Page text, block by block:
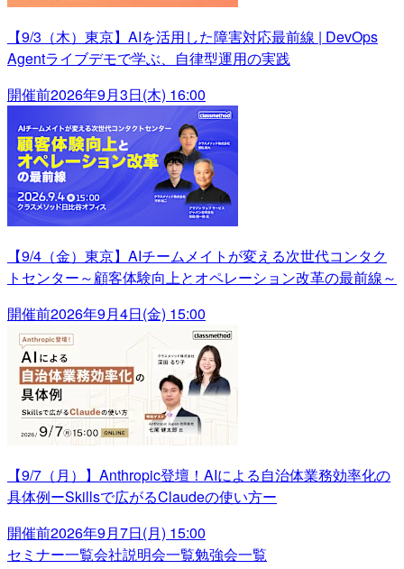
【9/3（木）東京】AIを活用した障害対応最前線 | DevOps
Agentライブデモで学ぶ、自律型運用の実践
開催前2026年9月3日(木) 16:00
【9/4（金）東京】AIチームメイトが変える次世代コンタク
トセンター～顧客体験向上とオペレーション改革の最前線～
開催前2026年9月4日(金) 15:00
【9/7（月）】Anthropic登壇！AIによる自治体業務効率化の
具体例ーSkillsで広がるClaudeの使い方ー
開催前2026年9月7日(月) 15:00
セミナー一覧会社説明会一覧勉強会一覧